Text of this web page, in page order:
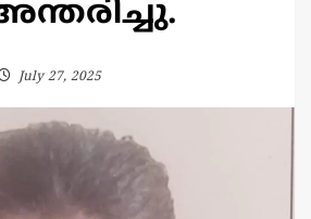
July 27, 2025